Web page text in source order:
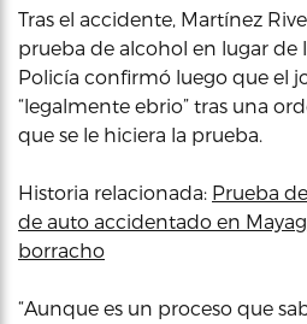
Tras el accidente, Martínez
prueba de alcohol en lugar de
Policía confirmó luego que el
“legalmente ebrio” tras una
que se le hiciera la prueba.
Historia relacionada: Prueba
de auto accidentado en
borracho
“Aunque es un proceso que